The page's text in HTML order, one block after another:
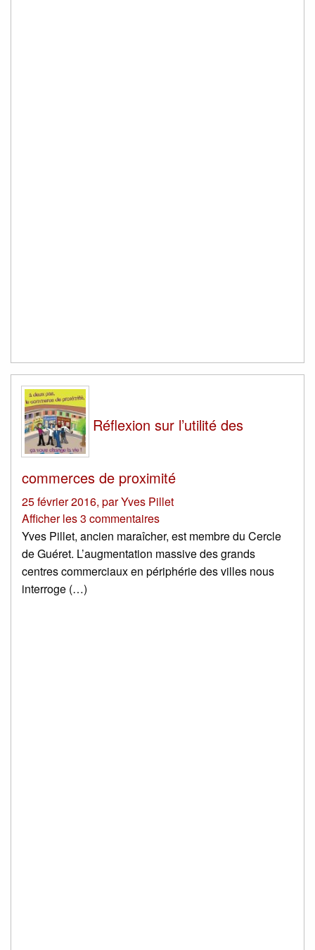
Réflexion sur l’utilité des
commerces de proximité
25 février 2016, parYves Pillet
Afficher les 3 commentaires
Yves Pillet, ancien maraîcher, est membre du Cercle
de Guéret. L’augmentation massive des grands
centres commerciaux en périphérie des villes nous
interroge (…)